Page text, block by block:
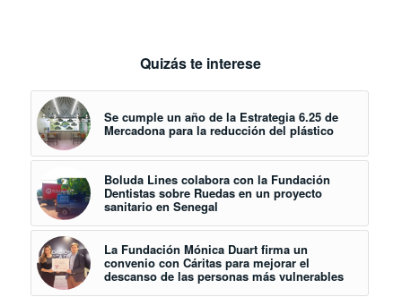
Quizás te interese
Se cumple un año de la Estrategia 6.25 de
Mercadona para la reducción del plástico
Boluda Lines colabora con la Fundación
Dentistas sobre Ruedas en un proyecto
sanitario en Senegal
La Fundación Mónica Duart firma un
convenio con Cáritas para mejorar el
descanso de las personas más vulnerables